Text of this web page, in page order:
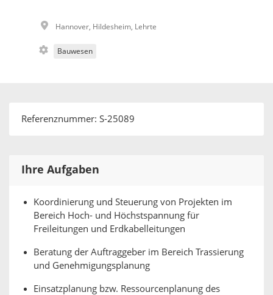
Hannover, Hildesheim, Lehrte
Bauwesen
Referenznummer: S-25089
Ihre Aufgaben
Koordinierung und Steuerung von Projekten im
Bereich Hoch- und Höchstspannung für
Freileitungen und Erdkabelleitungen
Beratung der Auftraggeber im Bereich Trassierung
und Genehmigungsplanung
Einsatzplanung bzw. Ressourcenplanung des